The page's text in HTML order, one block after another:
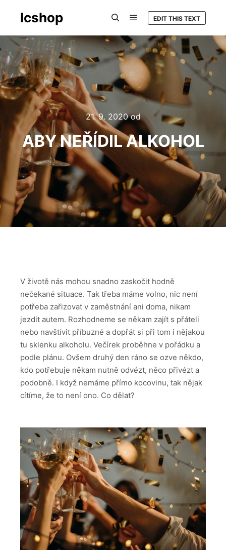
Icshop EDIT THIS TEXT
21. 9. 2020od
ABY NEŘÍDIL ALKOHOL
V životě nás mohou snadno zaskočit hodně
nečekané situace. Tak třeba máme volno, nic není
potřeba zařizovat v zaměstnání ani doma, nikam
jezdit autem. Rozhodneme se někam zajít s přáteli
nebo navštívit příbuzné a dopřát si při tom i nějakou
tu sklenku alkoholu. Večírek proběhne v pořádku a
podle plánu. Ovšem druhý den ráno se ozve někdo,
kdo potřebuje někam nutně odvézt, něco přivézt a
podobně. I když nemáme přímo kocovinu, tak nějak
cítíme, že to není ono. Co dělat?